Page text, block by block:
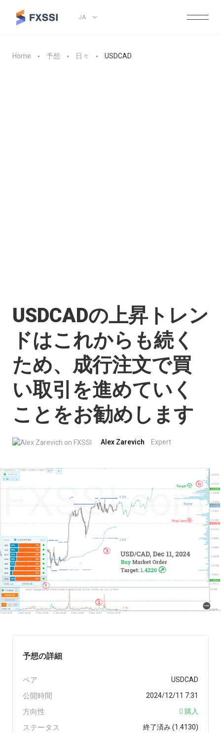
JA
Home 予想 日々 USDCAD
USDCADの上昇トレン
ドはこれからも続く
ため、成行注文で買
い取引を進めていく
ことをお勧めします
Alex Zarevich Expert
予想の詳細
ペア USDCAD
公開時間 2024/12/11 7:31
方向性 購入
ステータス 終了済み (1.4130)